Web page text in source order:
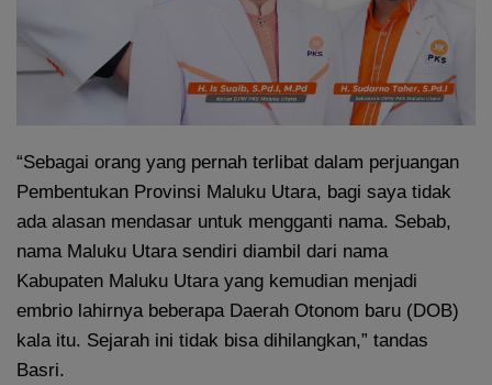
“Sebagai orang yang pernah terlibat dalam perjuangan
Pembentukan Provinsi Maluku Utara, bagi saya tidak
ada alasan mendasar untuk mengganti nama. Sebab,
nama Maluku Utara sendiri diambil dari nama
Kabupaten Maluku Utara yang kemudian menjadi
embrio lahirnya beberapa Daerah Otonom baru (DOB)
kala itu. Sejarah ini tidak bisa dihilangkan,” tandas
Basri.